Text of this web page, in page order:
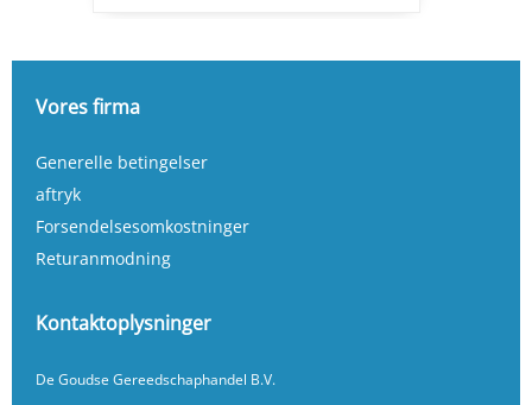
Vores firma
Generelle betingelser
aftryk
Forsendelsesomkostninger
Returanmodning
Kontaktoplysninger
De Goudse Gereedschaphandel B.V.